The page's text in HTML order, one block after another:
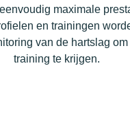
maximale
en trainingen
van de hartslag
training te krijgen.